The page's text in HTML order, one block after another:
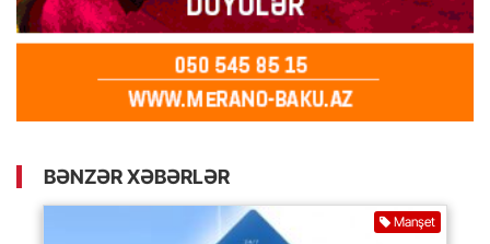
BƏNZƏR XƏBƏRLƏR
Manşet